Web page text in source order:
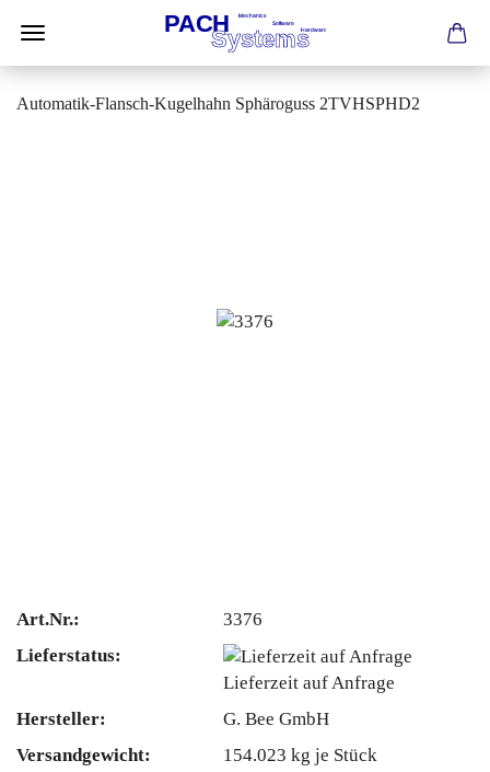
Automatik-Flansch-Kugelhahn Sphäroguss 2TVHSPHD2
Art.Nr.:
3376
Lieferstatus:
Lieferzeit auf Anfrage
Hersteller:
G. Bee GmbH
Versandgewicht:
154.023 kg je Stück